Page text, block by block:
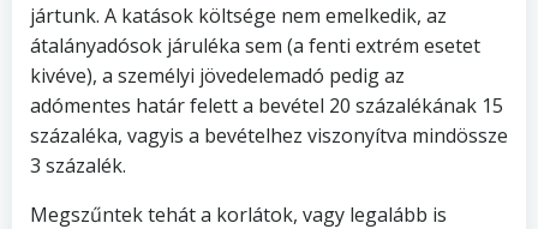
jártunk. A katások költsége nem emelkedik, az
átalányadósok járuléka sem (a fenti extrém esetet
kivéve), a személyi jövedelemadó pedig az
adómentes határ felett a bevétel 20 százalékának 15
százaléka, vagyis a bevételhez viszonyítva mindössze
3 százalék.
Megszűntek tehát a korlátok, vagy legalább is